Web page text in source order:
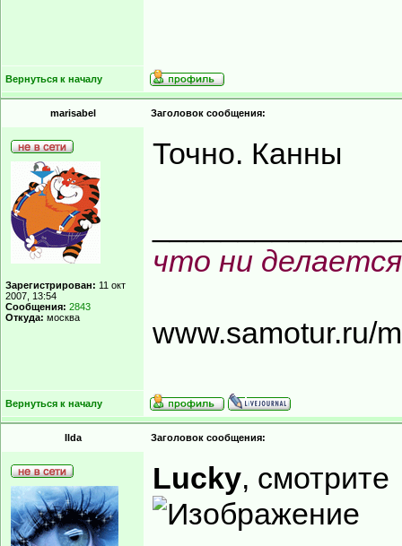
Вернуться к началу
marisabel Заголовок сообщения:
Зарегистрирован: 11 окт
2007, 13:54
Сообщения: 2843
Откуда: москва
Точно. Канны
что ни
www.samotur.ru/
Вернуться к началу
Ilda Заголовок сообщения:
Lucky, смотрите